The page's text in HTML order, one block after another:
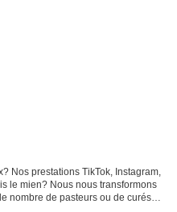
Nos prestations TikTok, Instagram,
le mien? Nous nous transformons
nombre de pasteurs ou de curés